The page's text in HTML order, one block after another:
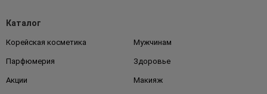
Каталог
Корейская косметика Мужчинам
Парфюмерия Здоровье
Акции Макияж